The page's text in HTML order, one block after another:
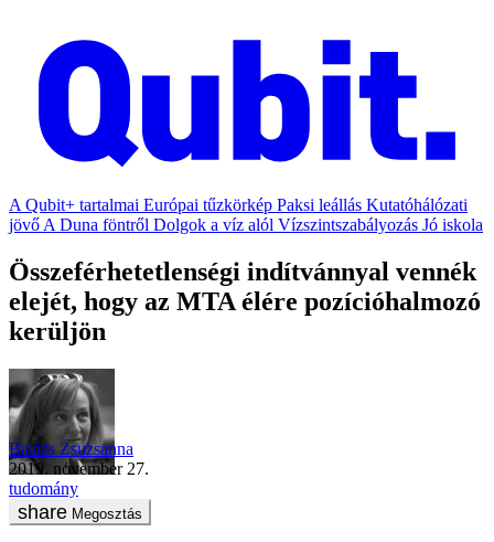
A Qubit+ tartalmai Európai tűzkörkép Paksi leállás Kutatóhálózati
jövő A Duna föntről Dolgok a víz alól Vízszintszabályozás Jó iskola
Összeférhetetlenségi indítvánnyal vennék
elejét, hogy az MTA élére pozícióhalmozó
kerüljön
Balázs Zsuzsanna
2019. november 27.
tudomány
Megosztás